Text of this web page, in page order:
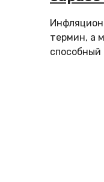
термин, а
способный